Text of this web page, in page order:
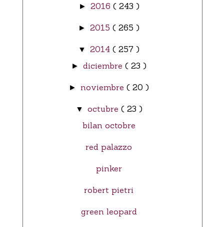
► 2016 ( 243 )
► 2015 ( 265 )
▼ 2014 ( 257 )
► diciembre ( 23 )
► noviembre ( 20 )
▼ octubre ( 23 )
bilan octobre
red palazzo
pinker
robert pietri
green leopard